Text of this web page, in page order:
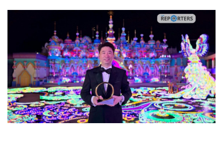
Byกองบรรณาธิการ 6 มิถุนายน 2025